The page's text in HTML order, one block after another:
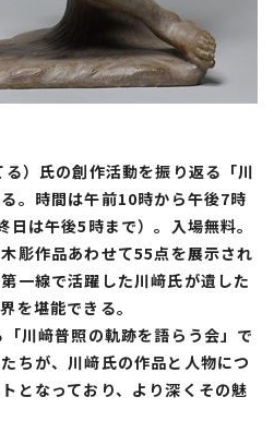
）氏の創作活動を振り返る「川
。時間は午前10時から午後7時
日は午後5時まで）。入場無料。
彫作品あわせて55点を展示され
一線で活躍した川﨑氏が遺した
を堪能できる。
川﨑普照の軌跡を語らう会」で
ちが、川﨑氏の作品と人物につ
となっており、より深くその魅